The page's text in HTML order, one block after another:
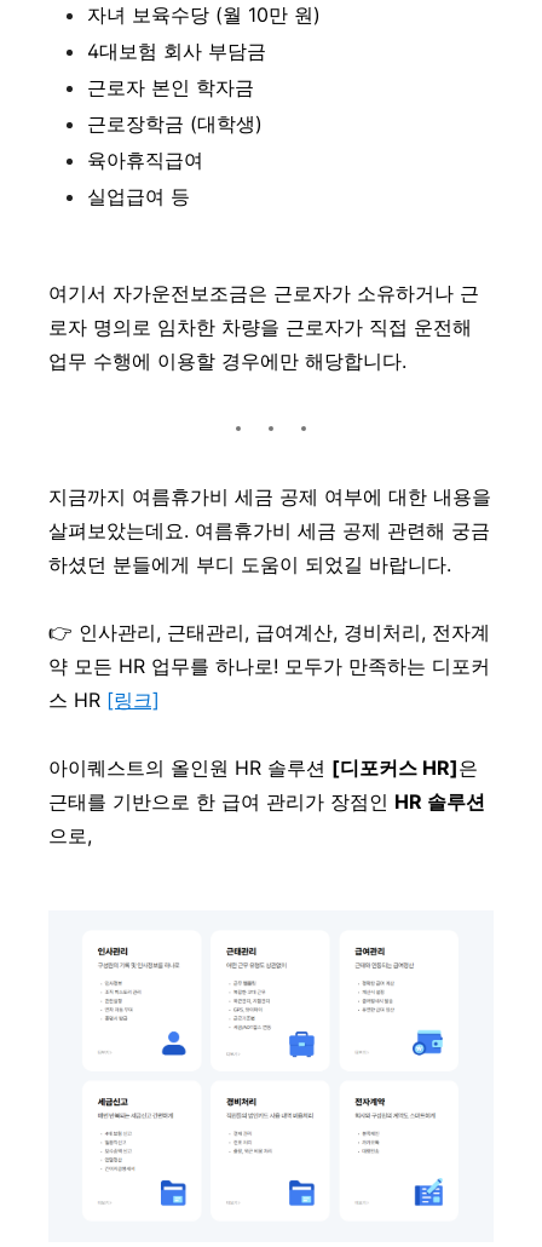
자녀 보육수당 (월 10만 원)
4대보험 회사 부담금
근로자 본인 학자금
근로장학금 (대학생)
육아휴직급여
실업급여 등
여기서 자가운전보조금은 근로자가 소유하거나 근
로자 명의로 임차한 차량을 근로자가 직접 운전해
업무 수행에 이용할 경우에만 해당합니다.
지금까지 여름휴가비 세금 공제 여부에 대한 내용을
살펴보았는데요. 여름휴가비 세금 공제 관련해 궁금
하셨던 분들에게 부디 도움이 되었길 바랍니다.
👉 인사관리, 근태관리, 급여계산, 경비처리, 전자계
약 모든 HR 업무를 하나로! 모두가 만족하는 디포커
스 HR [링크]
아이퀘스트의 올인원 HR 솔루션 [디포커스 HR]은
근태를 기반으로 한 급여 관리가 장점인 HR 솔루션
으로,